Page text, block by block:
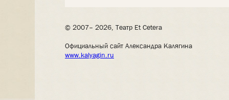
© 2007– 2026, Театр Et Cetera
Официальный сайт Александра Калягина
www.kalyagin.ru